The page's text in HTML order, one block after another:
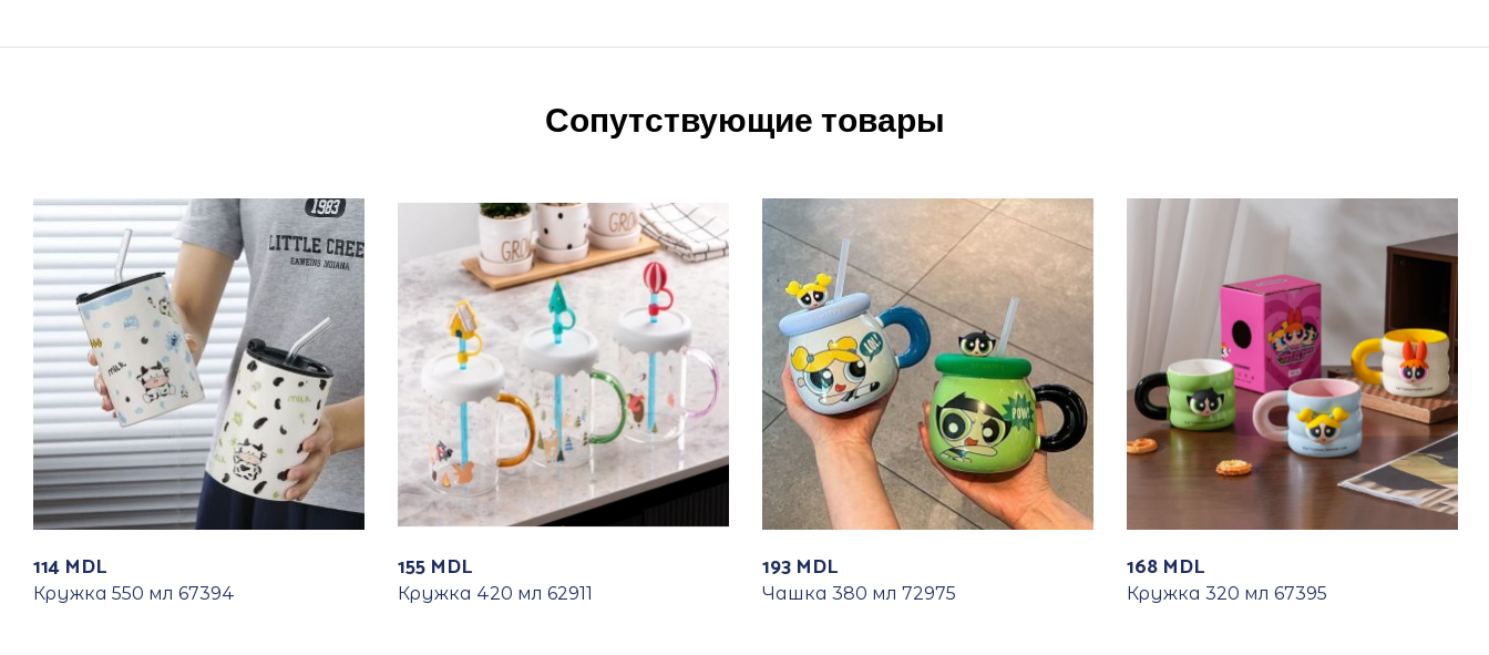
Сопутствующие товары
114 MDL
Кружка 550 мл 67394
155 MDL
Кружка 420 мл 62911
193 MDL
Чашка 380 мл 72975
168 MDL
Кружка 320 мл 67395